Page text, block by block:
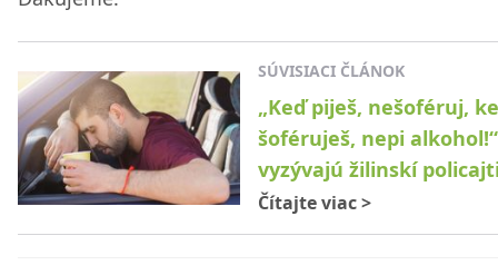
SÚVISIACI ČLÁNOK
„Keď piješ, nešoféruj,
šoféruješ, nepi alkohol!“
vyzývajú žilinskí
Čítajte viac>